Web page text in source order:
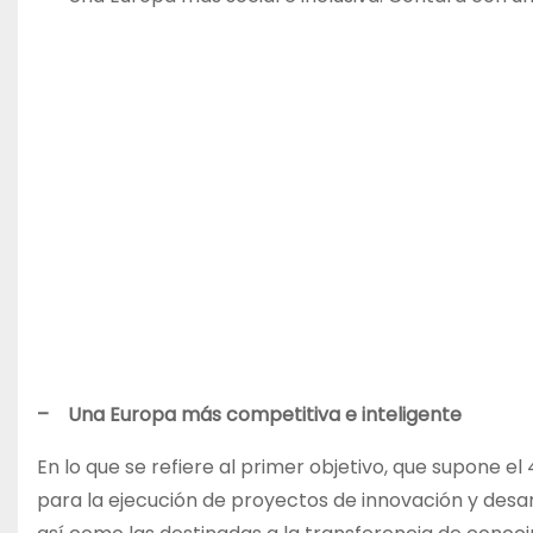
– Una Europa más competitiva e inteligente
En lo que se refiere al primer objetivo, que supone
para la ejecución de proyectos de innovación y